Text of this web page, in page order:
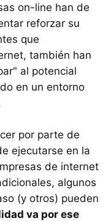
on-line han de
reforzar su
que
también han
al potencial
en un entorno
por parte de
ejecutarse en la
de internet
algunos
(y otros) pueden
va por ese